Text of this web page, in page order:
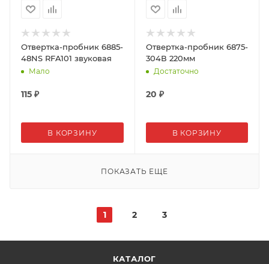
Отвертка-пробник 6885-
48NS RFA101 звуковая
Мало
115 ₽
В КОРЗИНУ
Отвертка-пробник 6875-
304В 220мм
Достаточно
20 ₽
В КОРЗИНУ
ПОКАЗАТЬ ЕЩЕ
1 2 3
КАТАЛОГ